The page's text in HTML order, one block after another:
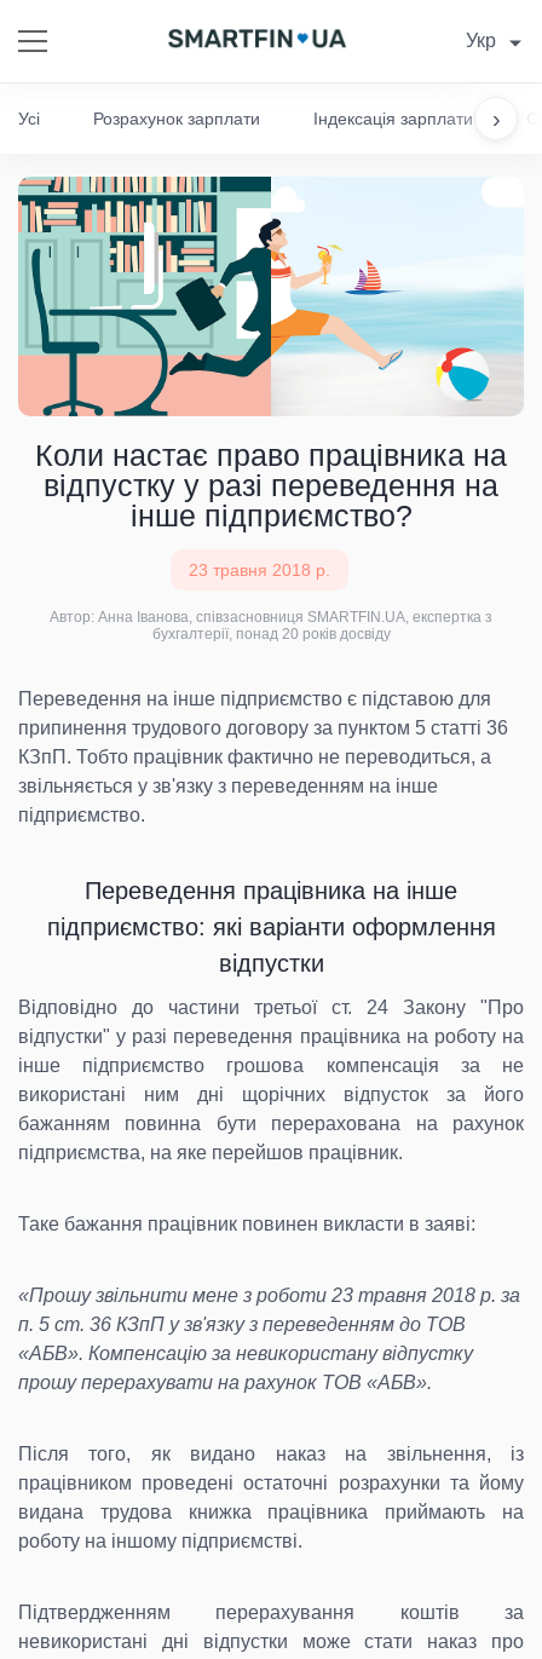
Укр
›
Усі Розрахунок зарплати Індексація зарплати
Коли настає право працівника на
відпустку у разі переведення на
інше підприємство?
23 травня 2018 р.
Автор: Анна Іванова, співзасновниця SMARTFIN.UA, експертка з
бухгалтерії, понад 20 років досвіду
Переведення на інше підприємство є підставою для
припинення трудового договору за пунктом 5 статті 36
КЗпП. Тобто працівник фактично не переводиться, а
звільняється у зв'язку з переведенням на інше
підприємство.
Переведення працівника на інше
підприємство: які варіанти оформлення
відпустки
Відповідно до частини третьої ст. 24 Закону "Про
відпустки" у разі переведення працівника на роботу на
інше підприємство грошова компенсація за не
використані ним дні щорічних відпусток за його
бажанням повинна бути перерахована на рахунок
підприємства, на яке перейшов працівник.
Таке бажання працівник повинен викласти в заяві:
«Прошу звільнити мене з роботи 23 травня 2018 р. за
п. 5 ст. 36 КЗпП у зв'язку з переведенням до ТОВ
«АБВ». Компенсацію за невикористану відпустку
прошу перерахувати на рахунок ТОВ «АБВ».
Після того, як видано наказ на звільнення, із
працівником проведені остаточні розрахунки та йому
видана трудова книжка працівника приймають на
роботу на іншому підприємстві.
Підтвердженням перерахування коштів за
невикористані дні відпустки може стати наказ про